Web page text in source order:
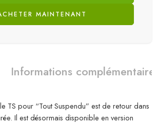
MAINTENANT
Informations
TS pour “Tout Suspendu” est de retour dans
Il est désormais disponible en version